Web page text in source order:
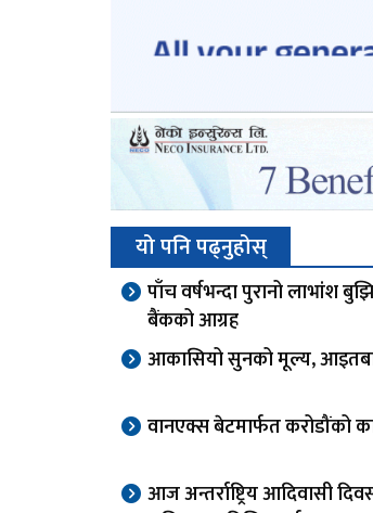
यो पनि पढ्नुहोस्
पाँच वर्षभन्दा पुरानो लाभांश
बैंकको आग्रह
आकासियो सुनको मूल्य,
वानएक्स बेटमार्फत करोडौंको
आज अन्तर्राष्ट्रिय आदिवासी